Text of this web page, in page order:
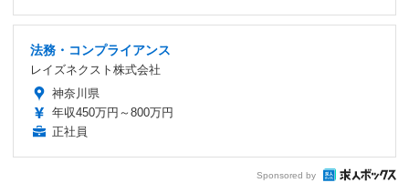
法務・コンプライアンス
レイズネクスト株式会社
神奈川県
年収450万円～800万円
正社員
Sponsored by